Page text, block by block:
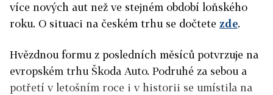
více nových aut než ve stejném období loňského
roku. O situaci na českém trhu se dočtete zde.
Hvězdnou formu z posledních měsíců potvrzuje na
evropském trhu Škoda Auto. Podruhé za sebou a
potřetí v letošním roce i v historii se umístila na